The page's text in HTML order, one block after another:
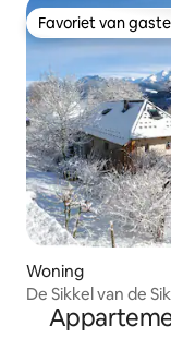
Favoriet van
Favoriet van
Woning
De Sikkel van de